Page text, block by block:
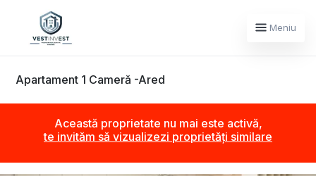
Meniu
Apartament 1 Cameră -Ared
Această proprietate nu mai este activă,
te invităm să vizualizezi proprietăți similare